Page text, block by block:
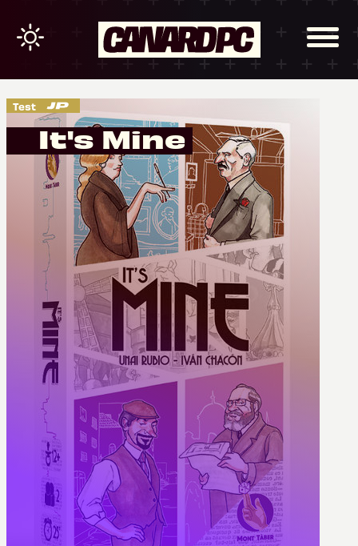
Test
It's Mine